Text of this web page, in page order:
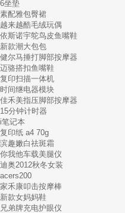
6坐垫
素配雅包臀裙
越来越酷毛绒玩偶
依斯诺宇鸵鸟皮鱼嘴鞋
新款潮大包包
健尔马捶打脚部按摩器
迈骆搭扣鱼嘴鞋
复印扫描一体机
时间继电器模块
佳禾美指压脚部按摩器
15分钟计时器
i笔记本
复印纸 a4 70g
滨趣嫩白祛斑霜
你我他车载美腿仪
迪奥2012秋冬女装
acers200
家禾康叩击按摩棒
新款女妈妈鞋
兄弟牌充电护眼仪